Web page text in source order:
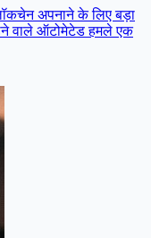
अपनाने के लिए बड़ा
वाले ऑटोमेटेड हमले एक